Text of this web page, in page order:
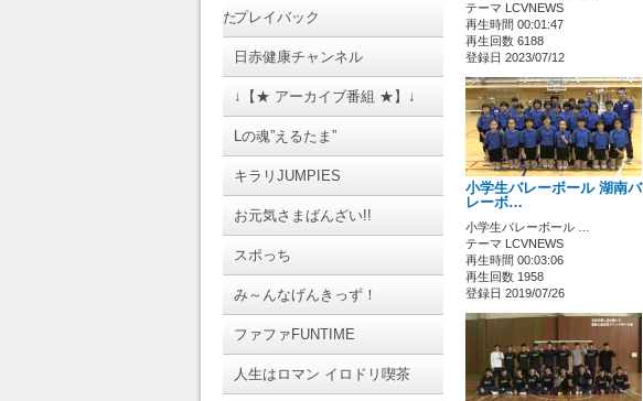
たプレイバック
日赤健康チャンネル
↓【★ アーカイブ番組 ★】↓
Lの魂”えるたま”
キラリJUMPIES
お元気さまばんざい!!
スポっち
み～んなげんきっず！
ファファFUNTIME
人生はロマン イロドリ喫茶
テーマ LCVNEWS
再生時間 00:01:47
再生回数 6188
登録日 2023/07/12
小学生バレーボール 湖南バ
レーボ…
小学生バレーボール …
テーマ LCVNEWS
再生時間 00:03:06
再生回数 1958
登録日 2019/07/26